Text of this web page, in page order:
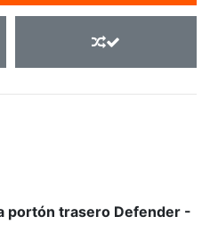
portón trasero Defender -